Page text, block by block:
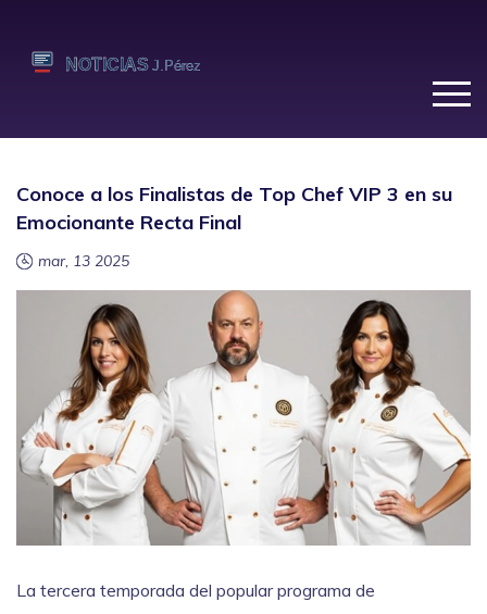
Conoce a los Finalistas de Top Chef VIP 3 en su
Emocionante Recta Final
mar, 13 2025
La tercera temporada del popular programa de